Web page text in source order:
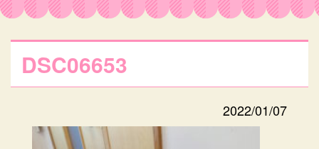
DSC06653
2022/01/07